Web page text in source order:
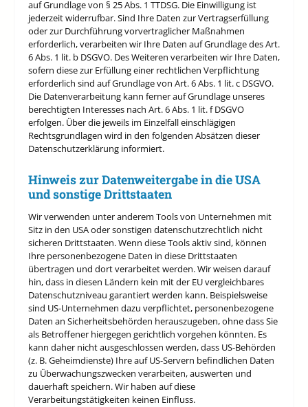
auf Grundlage von § 25 Abs. 1 TTDSG. Die Einwilligung ist
jederzeit widerrufbar. Sind Ihre Daten zur Vertragserfüllung
oder zur Durchführung vorvertraglicher Maßnahmen
erforderlich, verarbeiten wir Ihre Daten auf Grundlage des Art.
6 Abs. 1 lit. b DSGVO. Des Weiteren verarbeiten wir Ihre Daten,
sofern diese zur Erfüllung einer rechtlichen Verpflichtung
erforderlich sind auf Grundlage von Art. 6 Abs. 1 lit. c DSGVO.
Die Datenverarbeitung kann ferner auf Grundlage unseres
berechtigten Interesses nach Art. 6 Abs. 1 lit. f DSGVO
erfolgen. Über die jeweils im Einzelfall einschlägigen
Rechtsgrundlagen wird in den folgenden Absätzen dieser
Datenschutzerklärung informiert.
Hinweis zur Datenweitergabe in die USA
und sonstige Drittstaaten
Wir verwenden unter anderem Tools von Unternehmen mit
Sitz in den USA oder sonstigen datenschutzrechtlich nicht
sicheren Drittstaaten. Wenn diese Tools aktiv sind, können
Ihre personenbezogene Daten in diese Drittstaaten
übertragen und dort verarbeitet werden. Wir weisen darauf
hin, dass in diesen Ländern kein mit der EU vergleichbares
Datenschutzniveau garantiert werden kann. Beispielsweise
sind US-Unternehmen dazu verpflichtet, personenbezogene
Daten an Sicherheitsbehörden herauszugeben, ohne dass Sie
als Betroffener hiergegen gerichtlich vorgehen könnten. Es
kann daher nicht ausgeschlossen werden, dass US-Behörden
(z. B. Geheimdienste) Ihre auf US-Servern befindlichen Daten
zu Überwachungszwecken verarbeiten, auswerten und
dauerhaft speichern. Wir haben auf diese
Verarbeitungstätigkeiten keinen Einfluss.